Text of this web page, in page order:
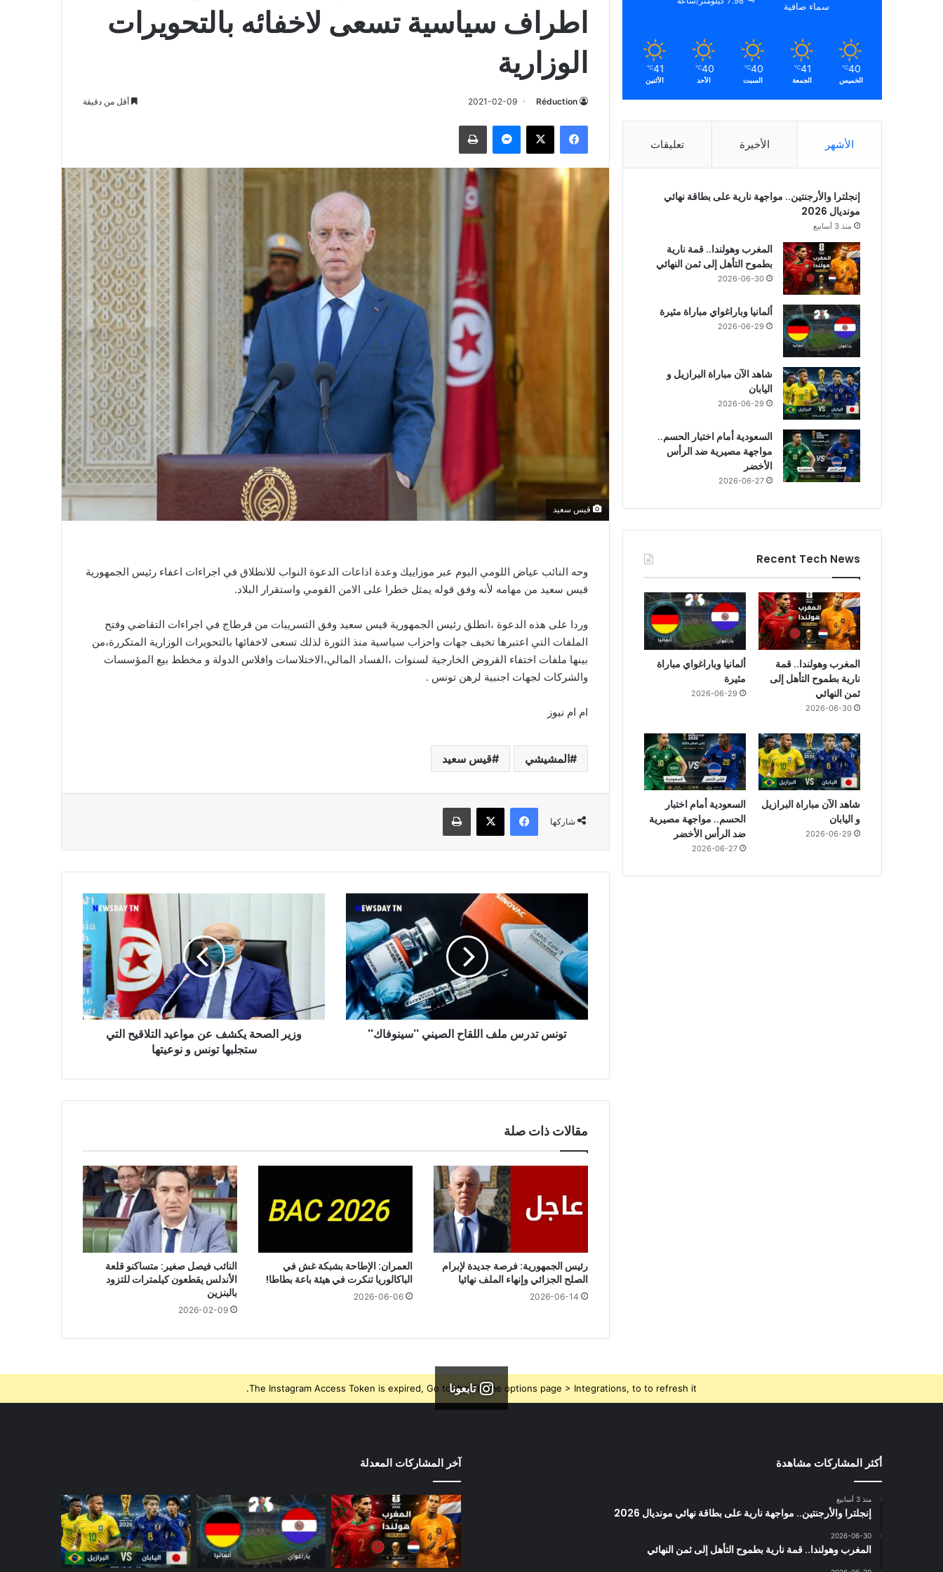
اطراف سياسية تسعى لاخفائه بالتحويرات
الوزارية
Réduction
2021-02-09 أقل من دقيقة
فيسبوك ‫X ماسنجر طباعة
قيس سعيد
وحه النائب عياض اللومي اليوم عبر موزاييك وعدة اذاعات الدعوة النواب للانطلاق في اجراءات اعفاء رئيس الجمهورية
قيس سعيد من مهامه لأنه وفق قوله يمثل خطرا على الامن القومي واستقرار البلاد.
وردا على هذه الدعوة ،انطلق رئيس الجمهورية قيس سعيد وفق التسريبات من قرطاج في اجراءات التقاضي وفتح
الملفات التي اعتبرها تخيف جهات واحزاب سياسية منذ الثورة لذلك تسعى لاخفائها بالتحويرات الوزارية المتكررة،من
بينها ملفات اختفاء القروض الخارجية لسنوات ،الفساد المالي،الاختلاسات وافلاس الدولة و مخطط بيع المؤسسات
والشركات لجهات اجنبية لرهن تونس .
ام ام نيوز
المشيشي قيس سعيد
شاركها
فيسبوك ‫X طباعة
ملف
اللقاح
الصيني
''سينوفاك''
تونس تدرس ملف اللقاح الصيني ''سينوفاك''
ستجلبها
تونس
وزير الصحة يكشف عن مواعيد التلاقيح التي
ستجلبها تونس و نوعيتها
مقالات ذات صلة
رئيس الجمهورية: فرصة جديدة لإبرام
الصلح الجزائي وإنهاء الملف نهائيا
2026-06-14
العمران: الإطاحة بشبكة غش في
الباكالوريا تنكرت في هيئة باعة بطاطا!
2026-06-06
النائب فيصل صغير: متساكنو قلعة
الأندلس يقطعون كيلمترات للتزود
بالبنزين
2026-02-09
سماء صافية
40
℃
الخميس
41
℃
الجمعة
40
℃
السبت
40
℃
الأحد
41
℃
الأثنين
الأشهر الأخيرة تعليقات
إنجلترا والأرجنتين.. مواجهة نارية على بطاقة نهائي
مونديال 2026
منذ 3 أسابيع
المغرب وهولندا.. قمة نارية
بطموح التأهل إلى ثمن النهائي
2026-06-30
ألمانيا وباراغواي مباراة مثيرة
2026-06-29
شاهد الآن مباراة البرازيل و
اليابان
2026-06-29
السعودية أمام اختبار الحسم..
مواجهة مصيرية ضد الرأس
الأخضر
2026-06-27
Recent Tech News
المغرب وهولندا.. قمة
نارية بطموح التأهل إلى
ثمن النهائي
2026-06-30
ألمانيا وباراغواي مباراة
مثيرة
2026-06-29
شاهد الآن مباراة البرازيل
و اليابان
2026-06-29
السعودية أمام اختبار
الحسم.. مواجهة مصيرية
ضد الرأس الأخضر
2026-06-27
تابعونا
The Instagram Access Token is expired, Go to the Theme options page > Integrations, to to refresh it.
أكثر المشاركات مشاهدة
منذ 3 أسابيع
إنجلترا والأرجنتين.. مواجهة نارية على بطاقة نهائي مونديال 2026
2026-06-30
المغرب وهولندا.. قمة نارية بطموح التأهل إلى ثمن النهائي
آخر المشاركات المعدلة